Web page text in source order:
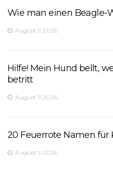
Wie man einen Beagle-
August 9,2026
Hilfe! Mein Hund bellt,
betritt
August 9,2026
20 Feuerrote Namen für
August 9,2026